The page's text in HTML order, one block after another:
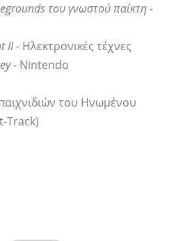
του γνωστού παίκτη -
II- Ηλεκτρονικές τέχνες
- Nintendo
του Ηνωμένου
Track)